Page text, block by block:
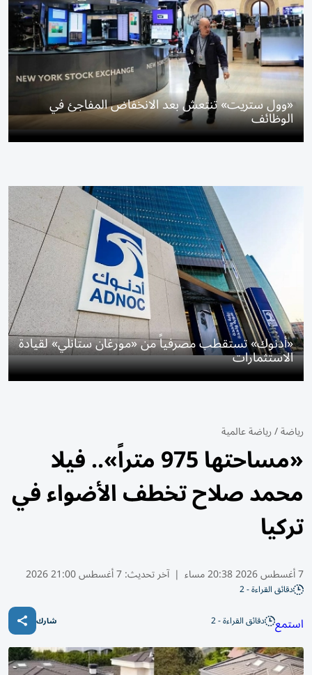
«وول ستريت» تنتعش بعد الانخفاض المفاجئ في
الوظائف
«أدنوك» تستقطب مصرفياً من «مورغان ستانلي» لقيادة
الاستثمارات
رياضة/رياضة عالمية
«مساحتها 975 متراً».. فيلا
محمد صلاح تخطف الأضواء في
تركيا
7 أغسطس 2026 20:38 مساء | آخر تحديث:7 أغسطس 21:00 2026
دقائق القراءة - 2
استمع دقائق القراءة - 2 شارك